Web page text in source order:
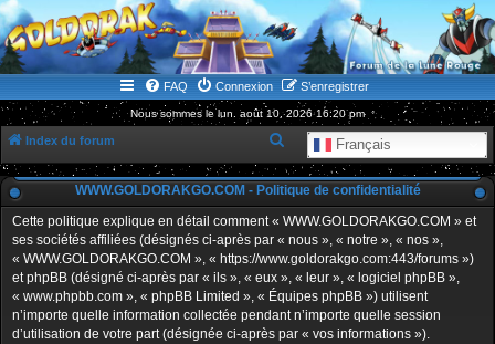
WWW.GOLDORAKGO.COM
le site de la Lune Rouge
FAQ Connexion S’enregistrer
Nous sommes le lun. août 10, 2026 16:20 pm
Index du forum Français
e
c
h
e
c
WWW.GOLDORAKGO.COM - Politique de confidentialité
Cette politique explique en détail comment « WWW.GOLDORAKGO.COM » et
ses sociétés affiliées (désignés ci-après par « nous », « notre », « nos »,
« WWW.GOLDORAKGO.COM », « https://www.goldorakgo.com:443/forums »)
et phpBB (désigné ci-après par « ils », « eux », « leur », « logiciel phpBB »,
« www.phpbb.com », « phpBB Limited », « Équipes phpBB ») utilisent
n’importe quelle information collectée pendant n’importe quelle session
d’utilisation de votre part (désignée ci-après par « vos informations »).